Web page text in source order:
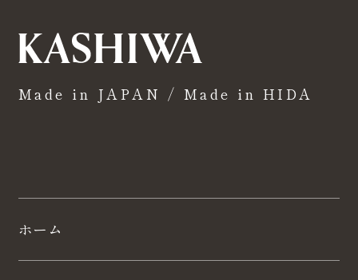
Made in JAPAN / Made in HIDA
ホーム